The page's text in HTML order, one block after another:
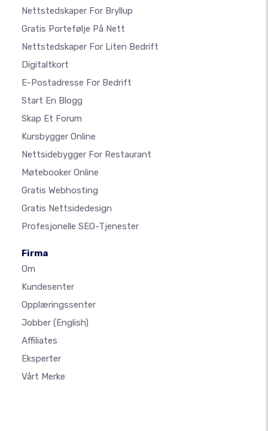
Nettstedskaper For Bryllup
Gratis Portefølje På Nett
Nettstedskaper For Liten Bedrift
Digitaltkort
E-Postadresse For Bedrift
Start En Blogg
Skap Et Forum
Kursbygger Online
Nettsidebygger For Restaurant
Møtebooker Online
Gratis Webhosting
Gratis Nettsidedesign
Profesjonelle SEO-Tjenester
Firma
Om
Kundesenter
Opplæringssenter
Jobber (English)
Affiliates
Eksperter
Vårt Merke